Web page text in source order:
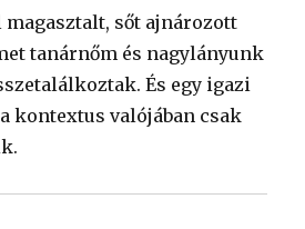
sőt ajnározott
tanárnőm és nagylányunk
És egy igazi
kontextus valójában csak